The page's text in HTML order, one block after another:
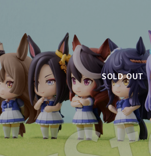
SOLD OUT